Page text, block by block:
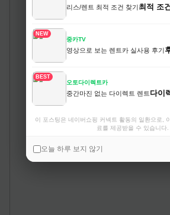
리스/렌트 최적 조건 찾기최적 조
NEW
중카TV
영상으로 보는 렌트카 실사용 후기
BEST
오토다이렉트카
중간마진 없는 다이렉트 렌트 다이
이 포스팅은 네이버쇼핑 커넥트 활동의 일환으로,
료를 제공받을 수 있습니다.
오늘 하루 보지 않기